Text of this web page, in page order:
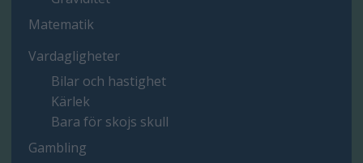
Matematik
Vardagligheter
Bilar och hastighet
Kärlek
Bara för skojs skull
Gambling